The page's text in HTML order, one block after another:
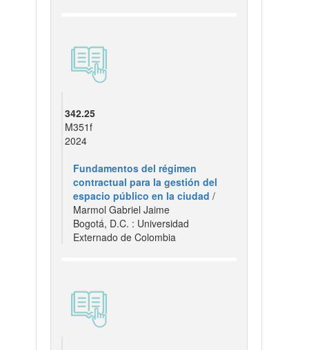
342.25
M351f
2024
Fundamentos del régimen
contractual para la gestión del
espacio público en la ciudad /
Marmol Gabriel Jaime
Bogotá, D.C. : Universidad
Externado de Colombia